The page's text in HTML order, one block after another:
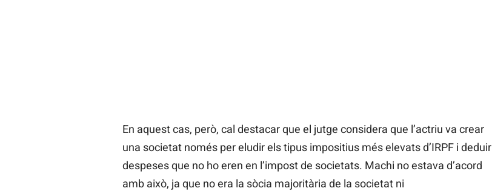
En aquest cas, però, cal destacar que el jutge considera que l’actriu va crear
una societat només per eludir els tipus impositius més elevats d’IRPF i deduir
despeses que no ho eren en l’impost de societats. Machi no estava d’acord
amb això, ja que no era la sòcia majoritària de la societat ni